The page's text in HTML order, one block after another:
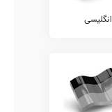
انگلیسی